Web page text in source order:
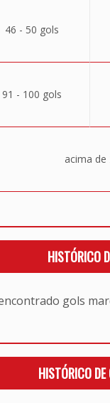
46 - 50 gols
91 - 100 gols
acima
HISTÓRICO
gols
HISTÓRICO